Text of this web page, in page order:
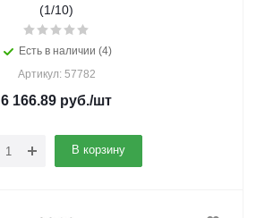
(1/10)
Есть в наличии (4)
Артикул: 57782
6 166.89 руб./шт
В корзину